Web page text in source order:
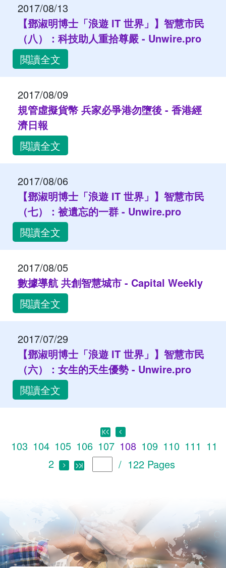
2017/08/13
【鄧淑明博士「浪遊 IT 世界」】智慧市民
（八）：科技助人重拾尊嚴 - Unwire.pro
閲讀全文
2017/08/09
規管虛擬貨幣 兵家必爭港勿墮後 - 香港經
濟日報
閲讀全文
2017/08/06
【鄧淑明博士「浪遊 IT 世界」】智慧市民
（七）：被遺忘的一群 - Unwire.pro
閲讀全文
2017/08/05
數據導航 共創智慧城市 - Capital Weekly
閲讀全文
2017/07/29
【鄧淑明博士「浪遊 IT 世界」】智慧市民
（六）：女生的天生優勢 - Unwire.pro
閲讀全文
103 104 105 106 107 108 109 110 111 11
2
/ 122 Pages